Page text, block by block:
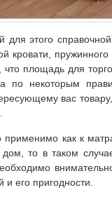
для этого
кровати,
что площадь для
по некоторым
вас
применимо как к
дом, то в таком
и его пригодности.